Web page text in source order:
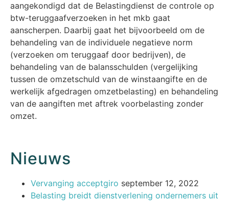
aangekondigd dat de Belastingdienst de controle op
btw-teruggaafverzoeken in het mkb gaat
aanscherpen. Daarbij gaat het bijvoorbeeld om de
behandeling van de individuele negatieve norm
(verzoeken om teruggaaf door bedrijven), de
behandeling van de balansschulden (vergelijking
tussen de omzetschuld van de winstaangifte en de
werkelijk afgedragen omzetbelasting) en behandeling
van de aangiften met aftrek voorbelasting zonder
omzet.
Nieuws
Vervanging acceptgiro september 12, 2022
Belasting breidt dienstverlening ondernemers uit